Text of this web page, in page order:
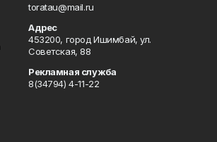
toratau@mail.ru
Адрес
453200, город Ишимбай, ул.
Советская, 88
Рекламная служба
8(34794) 4-11-22